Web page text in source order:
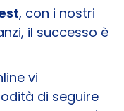
, con i nostri
il successo è
vi
di seguire